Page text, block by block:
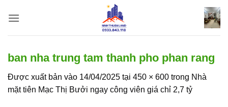
qua
ban nha trung tam thanh pho phan rang
Được xuất bản vào 14/04/2025 tại 450 × 600 trong Nhà
mặt tiên Mạc Thị Bưởi ngay công viên giá chỉ 2,7 tỷ